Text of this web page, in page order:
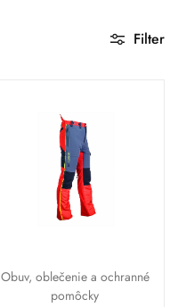
Filter
Obuv, oblečenie a ochranné
pomôcky